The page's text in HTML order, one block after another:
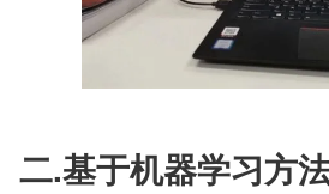
二.基于机器学习方